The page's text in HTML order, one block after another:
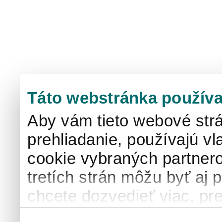
Táto webstránka
Aby vám tieto webové
prehliadanie, používajú
cookie vybraných
tretích strán môžu byť aj
chcete dozvedieť viac,